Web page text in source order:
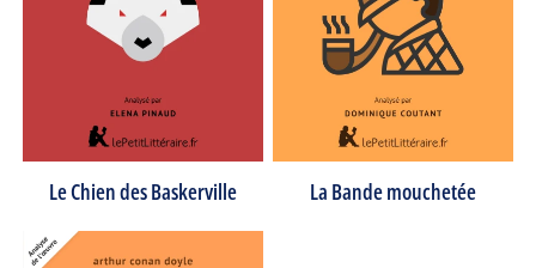
Le Chien des Baskerville La Bande mouchetée